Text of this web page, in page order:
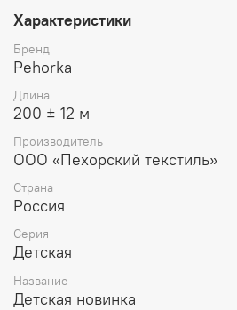
Характеристики
Бренд
Pehorka
Длина
200 ± 12 м
Производитель
ООО «Пехорский текстиль»
Страна
Россия
Серия
Детская
Название
Детская новинка